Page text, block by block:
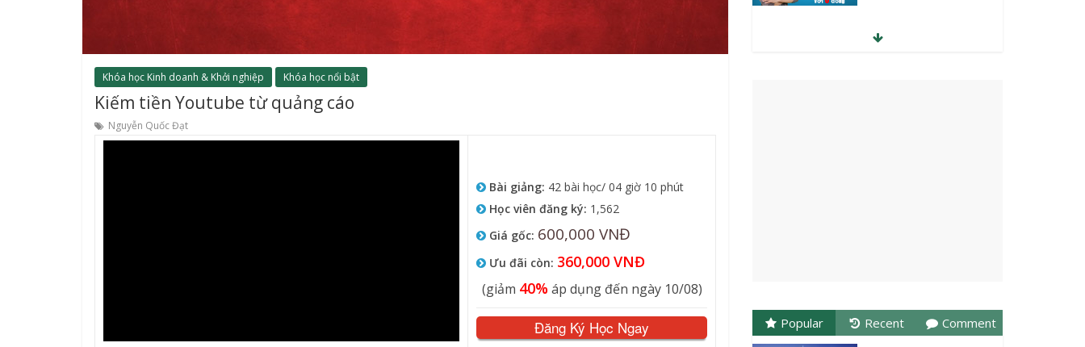
Khóa học Kinh doanh & Khởi nghiệp Khóa học nổi bật
Kiếm tiền Youtube từ quảng cáo
Nguyễn Quốc Đạt
Bài giảng: 42 bài học/ 04 giờ 10 phút
Học viên đăng ký: 1,562
Giá gốc: 600,000 VNĐ
Ưu đãi còn: 360,000 VNĐ
(giảm 40% áp dụng đến ngày 10/08)
Đăng Ký Học Ngay
Kinh doanh đột phá
Popular Recent Comment